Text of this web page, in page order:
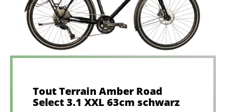
Tout Terrain Amber Road
Select 3.1 XXL 63cm schwarz